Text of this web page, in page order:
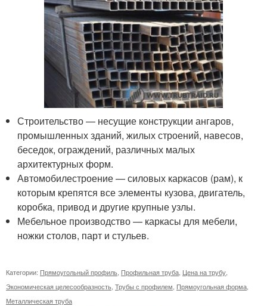
Строительство — несущие конструкции ангаров,
промышленных зданий, жилых строений, навесов,
беседок, ограждений, различных малых
архитектурных форм.
Автомобилестроение — силовых каркасов (рам), к
которым крепятся все элементы кузова, двигатель,
коробка, привод и другие крупные узлы.
Мебельное производство — каркасы для мебели,
ножки столов, парт и стульев.
Категории: Прямоугольный профиль Профильная труба Цена на трубу
Экономическая целесообразность Трубы с профилем Прямоугольная форма
Металлическая труба